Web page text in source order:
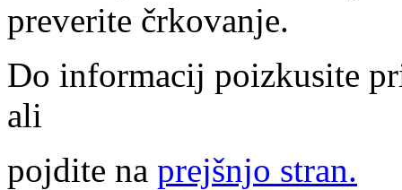
preverite črkovanje.
Do informacij poizkusite
ali
pojdite na prejšnjo stran.